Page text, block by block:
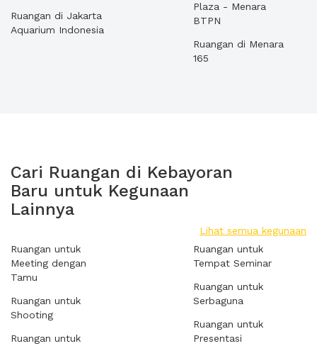
Ruangan di Jakarta
Aquarium Indonesia
Plaza - Menara
BTPN
Ruangan di Menara
165
Cari Ruangan di Kebayoran
Baru untuk Kegunaan
Lainnya
Lihat semua kegunaan
Ruangan untuk
Meeting dengan
Tamu
Ruangan untuk
Shooting
Ruangan untuk
Ruangan untuk
Tempat Seminar
Ruangan untuk
Serbaguna
Ruangan untuk
Presentasi